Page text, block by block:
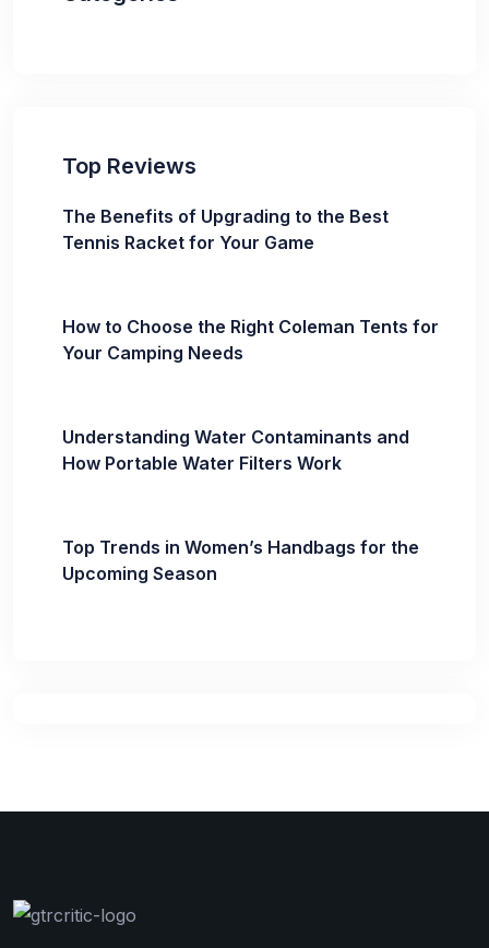
Top Reviews
The Benefits of Upgrading to the Best
Tennis Racket for Your Game
How to Choose the Right Coleman Tents for
Your Camping Needs
Understanding Water Contaminants and
How Portable Water Filters Work
Top Trends in Women’s Handbags for the
Upcoming Season